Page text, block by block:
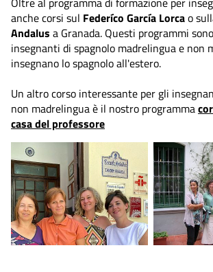
anche corsi sul Federíco García Lorcao
Andalus a Granada. Questi programmi
insegnanti di spagnolo madrelingua e non
insegnano lo spagnolo all'estero.
Un altro corso interessante per gli
non madrelingua è il nostro programma
casa del professore